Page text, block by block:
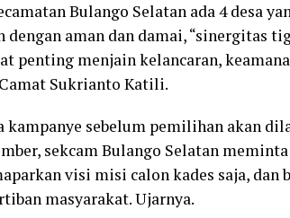
Bulango Selatan ada 4 desa
dengan aman dan damai, “sinergitas
penting menjain kelancaran,
Sukrianto Katili.
kampanye sebelum pemilihan akan
sekcam Bulango Selatan
visi misi calon kades saja,
masyarakat. Ujarnya.